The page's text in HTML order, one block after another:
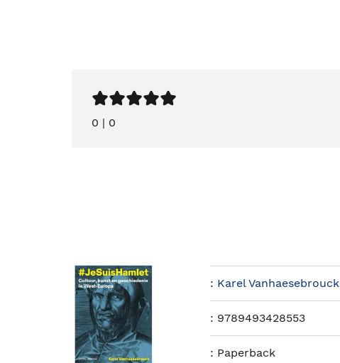
0 | 0
: Karel Vanhaesebrouck
: 9789493428553
: Paperback